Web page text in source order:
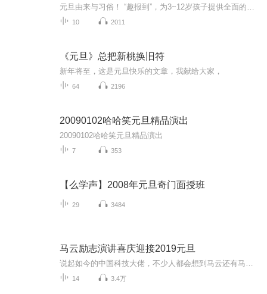
10 2011
《元旦》总把新桃换旧符
新年将至，这是元旦快乐的文章，我献给大家，
64 2196
20090102哈哈笑元旦精品演出
20090102哈哈笑元旦精品演出
7 353
【么学声】2008年元旦奇门面授班
29 3484
马云励志演讲喜庆迎接2019元旦
14 3.4万